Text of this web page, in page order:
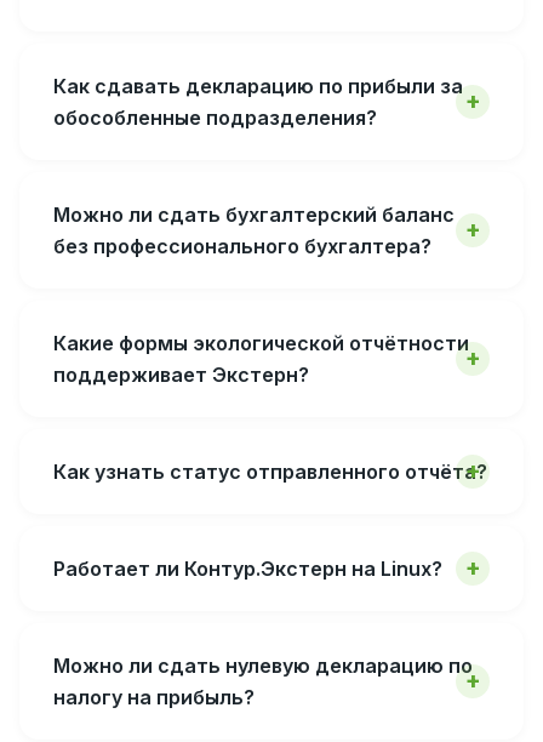
Как сдавать декларацию по прибыли за
обособленные подразделения?
Можно ли сдать бухгалтерский баланс
без профессионального бухгалтера?
Какие формы экологической отчётности
поддерживает Экстерн?
Как узнать статус отправленного отчёта?
Работает ли Контур.Экстерн на Linux?
Можно ли сдать нулевую декларацию по
налогу на прибыль?